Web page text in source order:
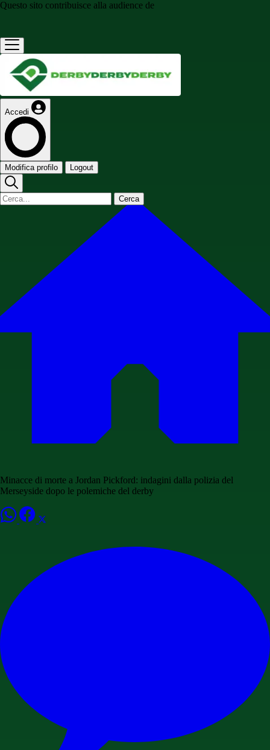
Questo sito contribuisce alla audience de
Accedi
Modifica profilo Logout
Cerca
Minacce di morte a Jordan Pickford: indagini dalla polizia del
Merseyside dopo le polemiche del derby